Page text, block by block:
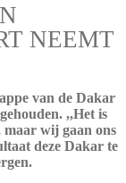
NEEMT
van de Dakar
,,Het is
wij gaan ons
deze Dakar te